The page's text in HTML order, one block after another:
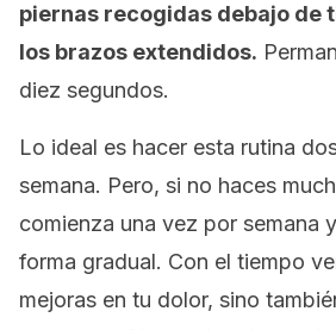
piernas recogidas debajo de
los brazos extendidos.
diez segundos.
Lo ideal es hacer esta rutina
semana. Pero, si no haces
comienza una vez por semana
forma gradual. Con el tiempo
mejoras en tu dolor, sino